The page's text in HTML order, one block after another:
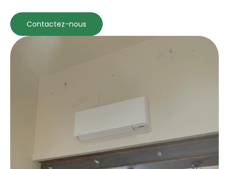
Contactez-nous